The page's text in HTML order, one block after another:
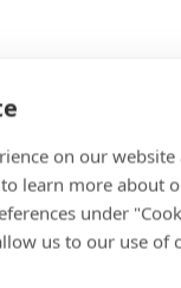
on our
learn more about
under
us to our use of